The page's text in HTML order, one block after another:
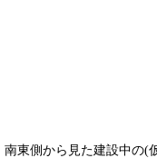
南東側から見た建設中の(